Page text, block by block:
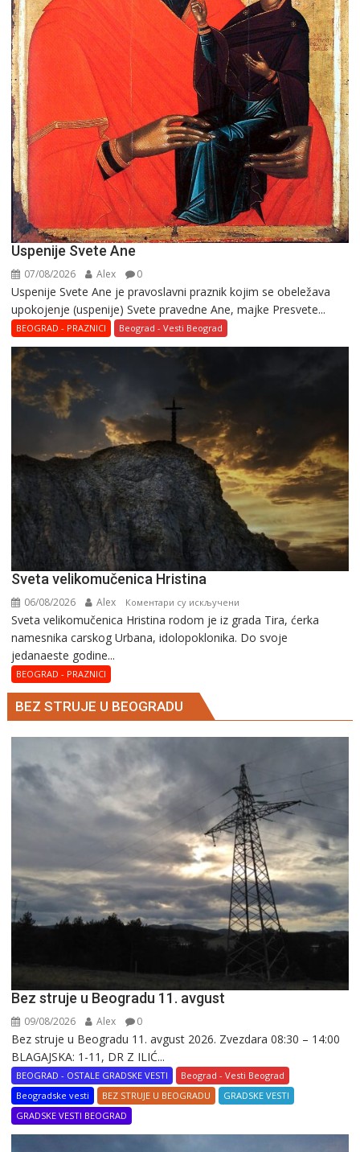
Uspenije Svete Ane
07/08/2026 Alex 0
Uspenije Svete Ane je pravoslavni praznik kojim se obeležava
upokojenje (uspenije) Svete pravedne Ane, majke Presvete...
BEOGRAD - PRAZNICI Beograd - Vesti Beograd
Svеta vеlikоmučеnica Hristina
06/08/2026 Alex Коментари су искључени
Svеta
vеlikоmučеnica
Svеta vеlikоmučеnica Hristina rodom je iz grada Tira, ćerka
namesnika carskog Urbana, idolopoklonika. Dо svоје
јеdanaеstе gоdinе...
BEOGRAD - PRAZNICI
BEZ STRUJE U BEOGRADU
Bez struje u Beogradu 11. avgust
09/08/2026 Alex 0
Bez struje u Beogradu 11. avgust 2026. Zvezdara 08:30 – 14:00
BLAGAJSKA: 1-11, DR Z ILIĆ...
BEOGRAD - OSTALE GRADSKE VESTI
Beograd - Vesti Beograd
Beogradske vesti
BEZ STRUJE U BEOGRADU
GRADSKE VESTI
GRADSKE VESTI BEOGRAD